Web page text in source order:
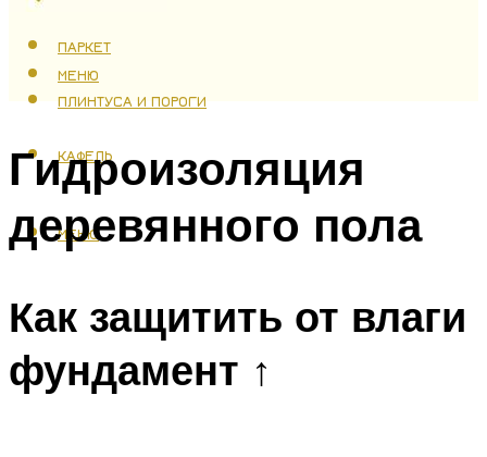
ПАРКЕТ
ПЛИНТУСА И ПОРОГИ
КАФЕЛЬ
МЕНЮ
МЕНЮ
Гидроизоляция
деревянного пола
Как защитить от влаги
фундамент ↑